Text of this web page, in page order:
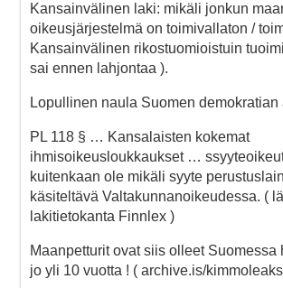
Kansainvälinen laki: mikäli jonkun
oikeusjärjestelmä on toimivallaton /
Kansainvälinen rikostuomioistuin
sai ennen lahjontaa ).
Lopullinen naula Suomen demokratian
PL 118 § … Kansalaisten kokemat
ihmisoikeusloukkaukset …
kuitenkaan ole mikäli syyte
käsiteltävä Valtakunnanoikeudessa. (
lakitietokanta Finnlex )
Maanpetturit ovat siis olleet Suomessa
jo yli 10 vuotta ! ( archive.is/